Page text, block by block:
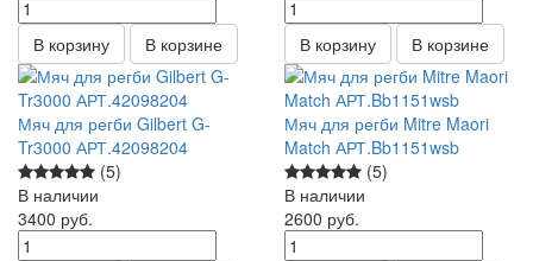
В корзину В корзине В корзину В корзине
Мяч для регби Gilbert G-
Tr3000 АРТ.42098204
(5)
В наличии
3400 руб.
Мяч для регби Mitre Maori
Match АРТ.Bb1151wsb
(5)
В наличии
2600 руб.